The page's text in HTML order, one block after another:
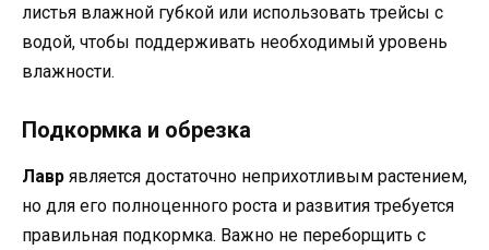
листья влажной губкой или использовать трейсы с
водой, чтобы поддерживать необходимый уровень
влажности.
Подкормка и обрезка
Лавр является достаточно неприхотливым растением,
но для его полноценного роста и развития требуется
правильная подкормка. Важно не переборщить с